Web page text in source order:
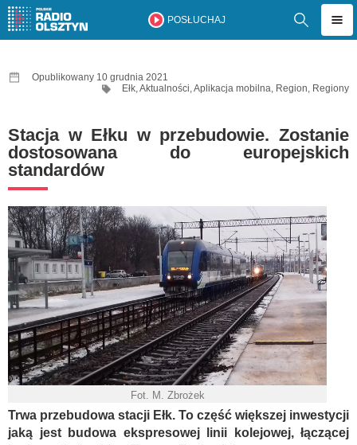
POSŁUCHAJ
Opublikowany 10 grudnia 2021
Ełk,Aktualności,Aplikacja mobilna, Region, Regiony
Stacja w Ełku w przebudowie. Zostanie
dostosowana do europejskich
standardów
Fot. M. Zbrożek
Trwa przebudowa stacji Ełk. To część większej inwestycji
jaką jest budowa ekspresowej linii kolejowej, łączącej